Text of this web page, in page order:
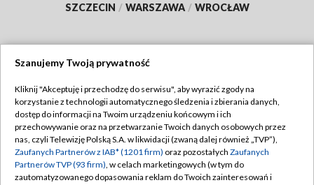
SZCZECIN / WARSZAWA / WROCŁAW
TVP
Abonament TVP
Emisja w TVP
Centrum informacji TVP
Regulamin TVP
Polityka prywatności
Moje zgody
Szanujemy Twoją prywatność
Kliknij "Akceptuję i przechodzę do serwisu", aby wyrazić zgody na
korzystanie z technologii automatycznego śledzenia i zbierania danych,
dostęp do informacji na Twoim urządzeniu końcowym i ich
przechowywanie oraz na przetwarzanie Twoich danych osobowych przez
nas, czyli Telewizję Polską S.A. w likwidacji (zwaną dalej również „TVP”),
Zaufanych Partnerów z IAB* (1201 firm) oraz pozostałych Zaufanych
Partnerów TVP (93 firm), w celach marketingowych (w tym do
zautomatyzowanego dopasowania reklam do Twoich zainteresowań i